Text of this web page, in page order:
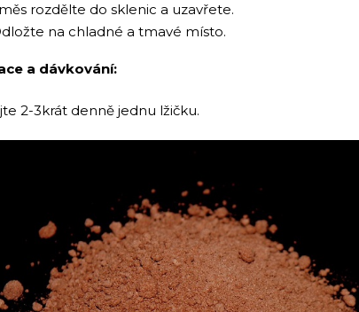
rozdělte do sklenic a uzavřete.
na chladné a tmavé místo.
a dávkování:
2-3krát denně jednu lžičku.